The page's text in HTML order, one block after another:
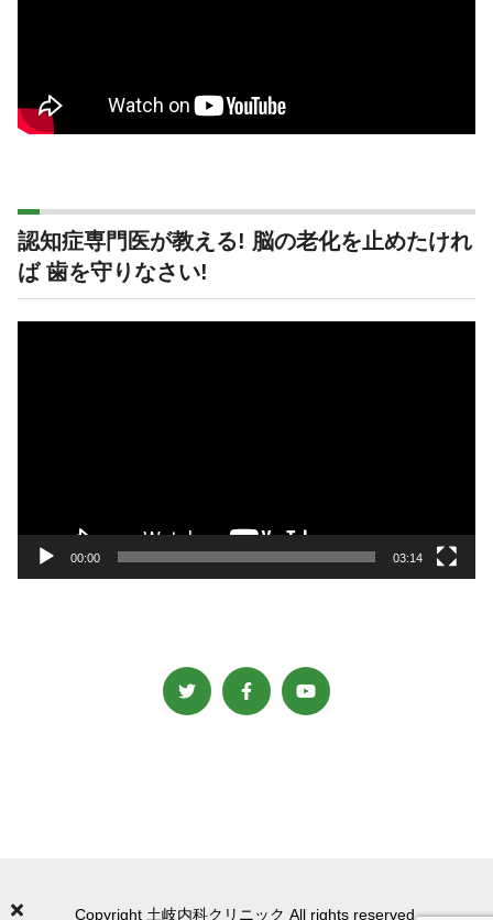
認知症専門医が教える! 脳の老化を止めたけれ
ば 歯を守りなさい!
00:00 03:14
Copyright 土岐内科クリニック All rights reserved.